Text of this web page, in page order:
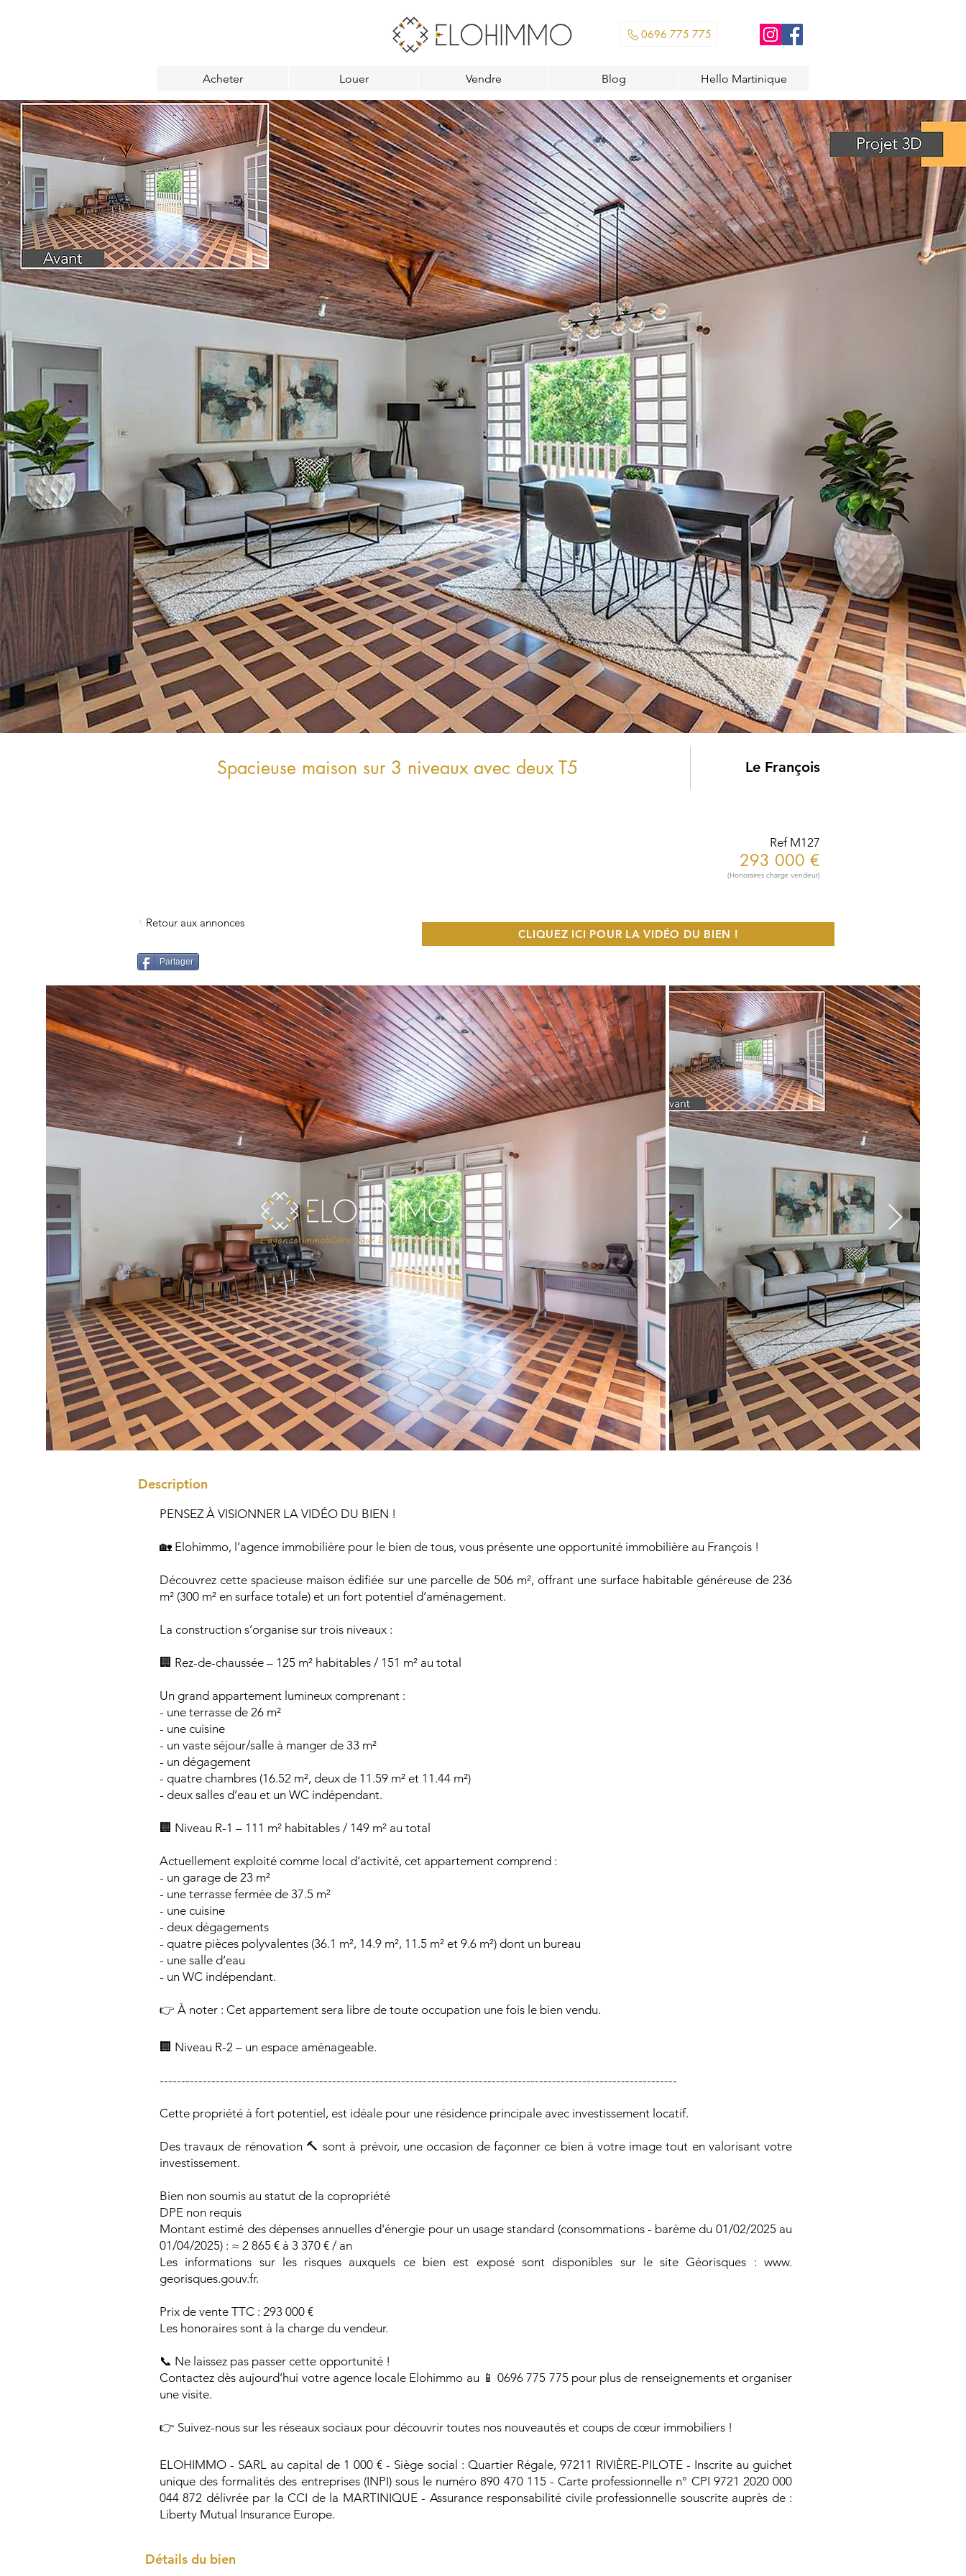
0696 775 775
Acheter Louer Vendre Blog Hello Martinique
Spacieuse maison sur 3 niveaux avec deux T5 Le François
Ref M127
293 000 €
(Honoraires charge vendeur)
Retour aux annonces
CLIQUEZ ICI POUR LA VIDÉO DU BIEN !
Partager
Description
PENSEZ À VISIONNER LA VIDÉO DU BIEN !
🏡 Elohimmo, l’agence immobilière pour le bien de tous, vous présente une opportunité immobilière au François !
Découvrez cette spacieuse maison édifiée sur une parcelle de 506 m², offrant une surface habitable généreuse de 236
m² (300 m² en surface totale) et un fort potentiel d’aménagement.
La construction s’organise sur trois niveaux :
🏢 Rez-de-chaussée – 125 m² habitables / 151 m² au total
Un grand appartement lumineux comprenant :
- une terrasse de 26 m²
- une cuisine
- un vaste séjour/salle à manger de 33 m²
- un dégagement
- quatre chambres (16.52 m², deux de 11.59 m² et 11.44 m²)
- deux salles d’eau et un WC indépendant.
🏢 Niveau R-1 – 111 m² habitables / 149 m² au total
Actuellement exploité comme local d’activité, cet appartement comprend :
- un garage de 23 m²
- une terrasse fermée de 37.5 m²
- une cuisine
- deux dégagements
- quatre pièces polyvalentes (36.1 m², 14.9 m², 11.5 m² et 9.6 m²) dont un bureau
- une salle d’eau
- un WC indépendant.
👉 À noter : Cet appartement sera libre de toute occupation une fois le bien vendu.
🏢 Niveau R-2 – un espace aménageable.
------------------------------------------------------------------------------------------------------------------------
Cette propriété à fort potentiel, est idéale pour une résidence principale avec investissement locatif.
Des travaux de rénovation 🔨 sont à prévoir, une occasion de façonner ce bien à votre image tout en valorisant votre
investissement.
Bien non soumis au statut de la copropriété
DPE non requis
Montant estimé des dépenses annuelles d'énergie pour un usage standard (consommations - barème du 01/02/2025 au
01/04/2025) : ≈ 2 865 € à 3 370 € / an
Les informations sur les risques auxquels ce bien est exposé sont disponibles sur le site Géorisques : www.
georisques.gouv.fr.
Prix de vente TTC : 293 000 €
Les honoraires sont à la charge du vendeur.
📞 Ne laissez pas passer cette opportunité !
Contactez dès aujourd’hui votre agence locale Elohimmo au 📱 0696 775 775 pour plus de renseignements et organiser
une visite.
👉 Suivez-nous sur les réseaux sociaux pour découvrir toutes nos nouveautés et coups de cœur immobiliers !
ELOHIMMO - SARL au capital de 1 000 € - Siège social : Quartier Régale, 97211 RIVIÈRE-PILOTE - Inscrite au guichet
unique des formalités des entreprises (INPI) sous le numéro 890 470 115 - Carte professionnelle n° CPI 9721 2020 000
044 872 délivrée par la CCI de la MARTINIQUE - Assurance responsabilité civile professionnelle souscrite auprès de :
Liberty Mutual Insurance Europe.
Détails du bien